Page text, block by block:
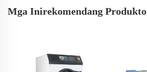
Mga Inirekomendang Produkto